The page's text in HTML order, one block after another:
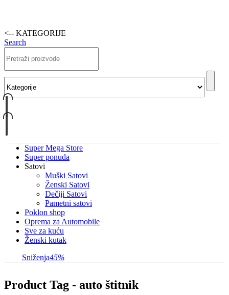
<-- KATEGORIJE
Search
Super Mega Store
Super ponuda
Satovi
Muški Satovi
Ženski Satovi
Dečiji Satovi
Pametni satovi
Poklon shop
Oprema za Automobile
Sve za kuću
Ženski kutak
Sniženja45%
Product Tag - auto štitnik